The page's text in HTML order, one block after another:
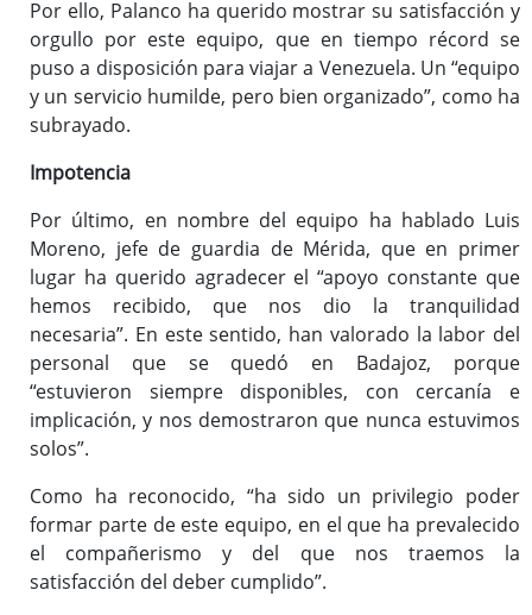
Por ello, Palanco ha querido mostrar su satisfacción y
orgullo por este equipo, que en tiempo récord se
puso a disposición para viajar a Venezuela. Un “equipo
y un servicio humilde, pero bien organizado”, como ha
subrayado.
Impotencia
Por último, en nombre del equipo ha hablado Luis
Moreno, jefe de guardia de Mérida, que en primer
lugar ha querido agradecer el “apoyo constante que
hemos recibido, que nos dio la tranquilidad
necesaria”. En este sentido, han valorado la labor del
personal que se quedó en Badajoz, porque
“estuvieron siempre disponibles, con cercanía e
implicación, y nos demostraron que nunca estuvimos
solos”.
Como ha reconocido, “ha sido un privilegio poder
formar parte de este equipo, en el que ha prevalecido
el compañerismo y del que nos traemos la
satisfacción del deber cumplido”.